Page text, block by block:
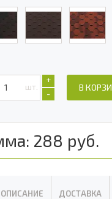
шт.
+
-
В
288 руб.
ОПИСАНИЕ ДОСТАВКА